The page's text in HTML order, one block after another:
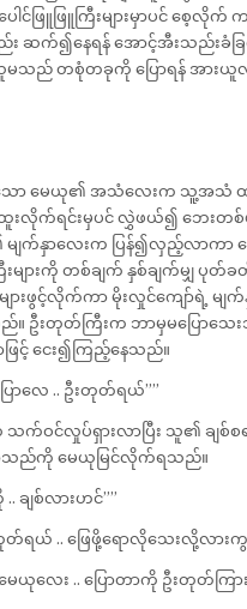
င်ဖြူဖြူကြီးများမှာပင် စေ့လိုက်
ဆက်၍နေရန် အောင့်အီးသည်းခံခြင်
မသည် တစုံတခုကို ပြောရန် အားယူ
ော မေယု၏ အသံလေးက သူ့အသံ
းလိုက်ရင်းမှပင် လွှဲဖယ်၍ ဘေးတစ်
ျက်နှာလေးက ပြန်၍လှည့်လာကာ
းများကို တစ်ချက် နှစ်ချက်မျှ ပု
ားဖွင့်လိုက်ကာ မိုးလှုင်ကျော်ရဲ့ မျက်နှ
ဦးတုတ်ကြီးက ဘာမှမပြောသေ
ြင့် ငေး၍ကြည့်နေသည်။
ောလေ .. ဦးတုတ်ရယ်””
က်ဝင်လှုပ်ရှားလာပြီး သူ၏ ချစ်
သည်ကို မေယုမြင်လိုက်ရသည်။
ချစ်လားဟင်””
တုတ်ရယ် .. ဖြေဖို့ရောလိုသေးလို့လားကွ
ေယုလေး .. ပြောတာကို ဦးတုတ်ကြား